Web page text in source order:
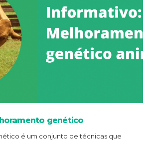
genético
é um conjunto de técnicas que